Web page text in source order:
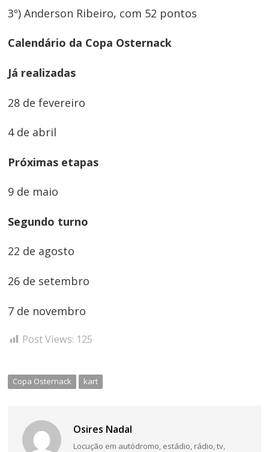
3º) Anderson Ribeiro, com 52 pontos
Calendário da Copa Osternack
Já realizadas
28 de fevereiro
4 de abril
Próximas etapas
9 de maio
Segundo turno
22 de agosto
26 de setembro
7 de novembro
Post Views: 125
Copa Osternack kart
Osires Nadal
Locução em autódromo, estádio, rádio, tv,